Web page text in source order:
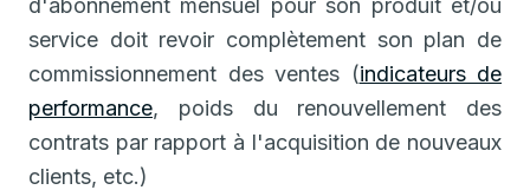
service doit revoir complètement son plan de
commissionnement des ventes (indicateurs de
performance, poids du renouvellement des
contrats par rapport à l'acquisition de nouveaux
clients, etc.)